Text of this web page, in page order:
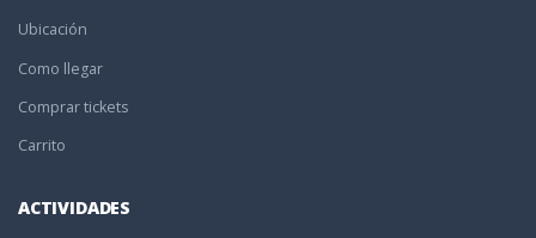
Ubicación
Como llegar
Comprar tickets
Carrito
ACTIVIDADES